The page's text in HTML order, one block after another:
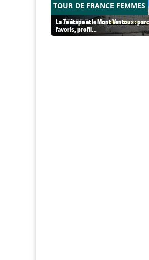
TOUR DE FRANCE FEMMES
La 7e étape et le Mont Ventoux :
favoris, profil…